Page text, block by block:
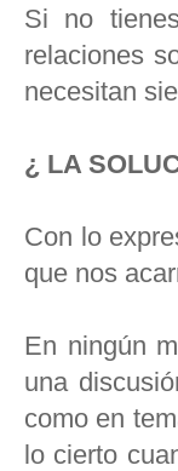
Si no
relaciones
necesitan
¿ LA
Con lo
que nos
En ningún
una
como en
lo cierto